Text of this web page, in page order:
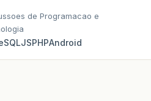
de Programacao e
SQLJSPHPAndroid